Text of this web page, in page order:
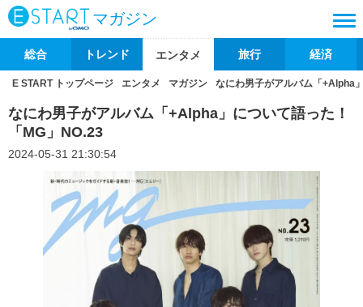
マガジン
総合 トレンド エンタメ 旅行 経済
E START トップページ エンタメ マガジン なにわ男子がアルバム「+Alpha
なにわ男子がアルバム「+Alpha」について語った！
「MG」NO.23
2024-05-31 21:30:54